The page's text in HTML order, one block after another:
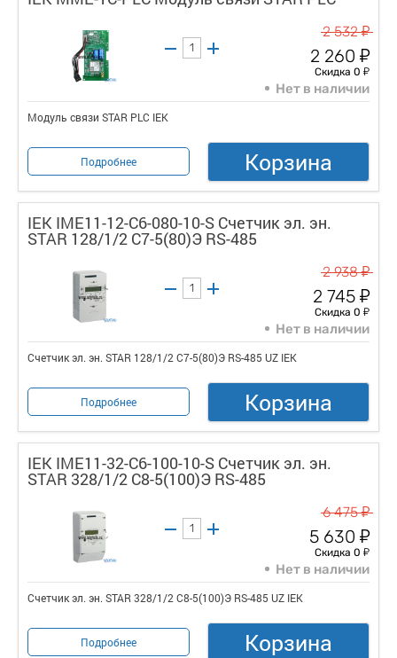
2 532у
2 260 у
Скидка 0 у
Нет в наличии
Модуль связи STAR PLC IEK
Подробнее Корзина
IEK IME11-12-C6-080-10-S Счетчик эл. эн.
STAR 128/1/2 С7-5(80)Э RS-485
2 938у
2 745 у
Скидка 0 у
Нет в наличии
Счетчик эл. эн. STAR 128/1/2 С7-5(80)Э RS-485 UZ IEK
Подробнее Корзина
IEK IME11-32-C6-100-10-S Счетчик эл. эн.
STAR 328/1/2 С8-5(100)Э RS-485
6 475у
5 630 у
Скидка 0 у
Нет в наличии
Счетчик эл. эн. STAR 328/1/2 С8-5(100)Э RS-485 UZ IEK
Подробнее Корзина